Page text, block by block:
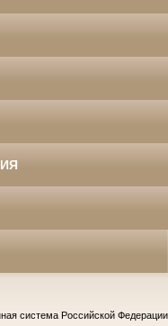
система Российской